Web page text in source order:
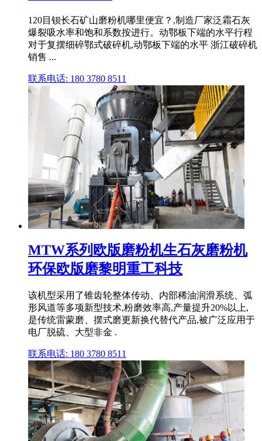
120目钡长石矿山磨粉机哪里便宜？,制造厂家泛霜石灰
爆裂吸水率和饱和系数按进行。动鄂板下端的水平行程
对于复摆细碎鄂式破碎机,动鄂板下端的水平 浙江破碎机
销售 ...
联系电话: 180 3780 8511
MTW系列欧版磨粉机生石灰磨粉机
环保欧版磨黎明重工科技
该机型采用了锥齿轮整体传动、内部稀油润滑系统、弧
形风道等多项新型技术,粉磨效率高,产量提升20%以上,
是传统雷蒙磨、摆式磨更新换代替代产品,被广泛应用于
电厂脱硫、大型非金 .
联系电话: 180 3780 8511